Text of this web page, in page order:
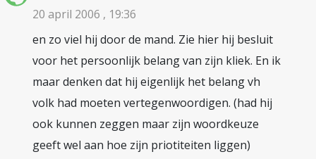
20 april 2006 , 19:36
en zo viel hij door de mand. Zie hier hij besluit
voor het persoonlijk belang van zijn kliek. En ik
maar denken dat hij eigenlijk het belang vh
volk had moeten vertegenwoordigen. (had hij
ook kunnen zeggen maar zijn woordkeuze
geeft wel aan hoe zijn priotiteiten liggen)